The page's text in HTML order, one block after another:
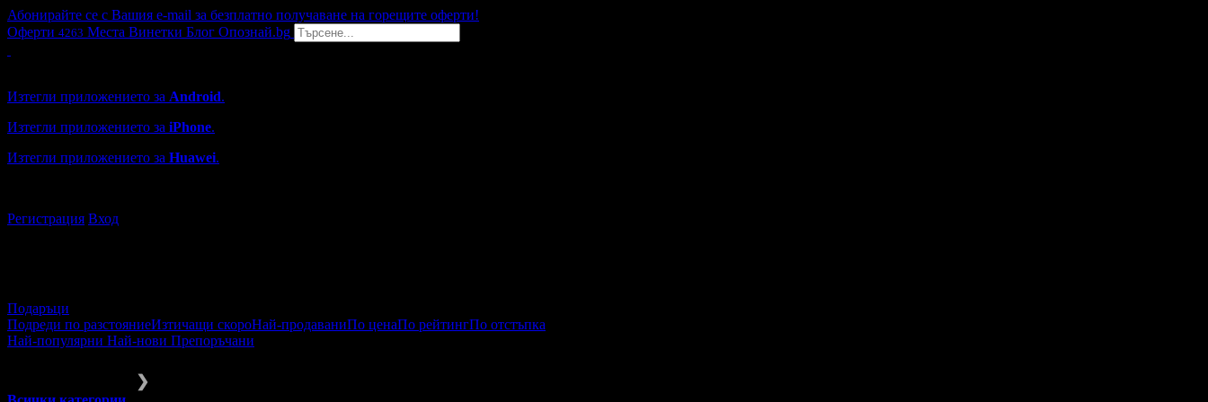
Абонирайте се с Вашия e-mail за безплатно получаване на горещите оферти!
Оферти 4263 Места Винетки Блог Опознай.bg
Изтегли приложението за Android.
Изтегли приложението за iPhone.
Изтегли приложението за Huawei.
Регистрация Вход
Подаръци
Подреди по разстояниеИзтичащи скороНай-продаваниПо ценаПо рейтингПо отстъпка
Най-популярни Най-нови Препоръчани
❯